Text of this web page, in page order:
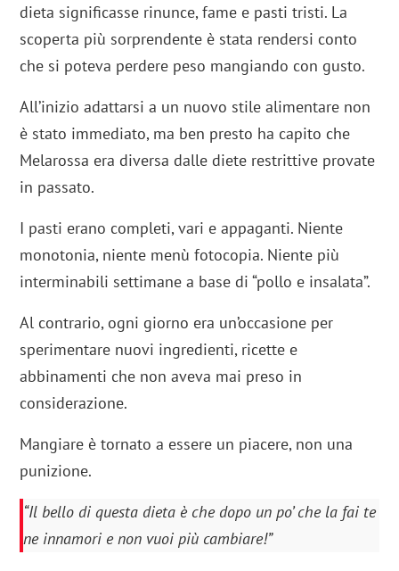
dieta significasse rinunce, fame e pasti tristi. La
scoperta più sorprendente è stata rendersi conto
che si poteva perdere peso mangiando con gusto.
All’inizio adattarsi a un nuovo stile alimentare non
è stato immediato, ma ben presto ha capito che
Melarossa era diversa dalle diete restrittive provate
in passato.
I pasti erano completi, vari e appaganti. Niente
monotonia, niente menù fotocopia. Niente più
interminabili settimane a base di “pollo e insalata”.
Al contrario, ogni giorno era un’occasione per
sperimentare nuovi ingredienti, ricette e
abbinamenti che non aveva mai preso in
considerazione.
Mangiare è tornato a essere un piacere, non una
punizione.
“Il bello di questa dieta è che dopo un po’ che la fai te
ne innamori e non vuoi più cambiare!”